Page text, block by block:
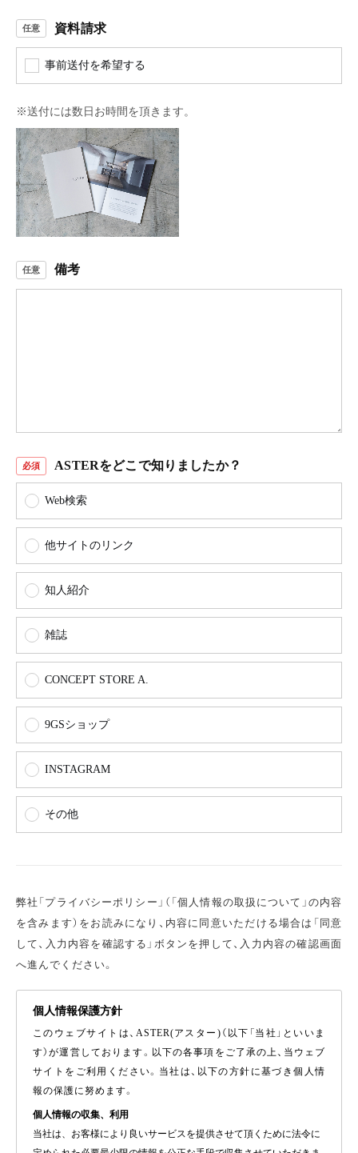
資料請求
事前送付を希望する
※送付には数日お時間を頂きます。
備考
ASTERをどこで知りましたか？
Web検索
他サイトのリンク
知人紹介
雑誌
CONCEPT STORE A.
9GSショップ
INSTAGRAM
その他
弊社「プライバシーポリシー」（「個人情報の取扱について」の内容
を含みます）をお読みになり、内容に同意いただける場合は「同意
して、入力内容を確認する」ボタンを押して、入力内容の確認画面
へ進んでください。
個人情報保護方針
このウェブサイトは、ASTER(アスター)（以下「当社」といいま
す）が運営しております。以下の各事項をご了承の上、当ウェブ
サイトをご利用ください。当社は、以下の方針に基づき個人情
報の保護に努めます。
個人情報の収集、利用
当社は、お客様により良いサービスを提供させて頂くために法令に